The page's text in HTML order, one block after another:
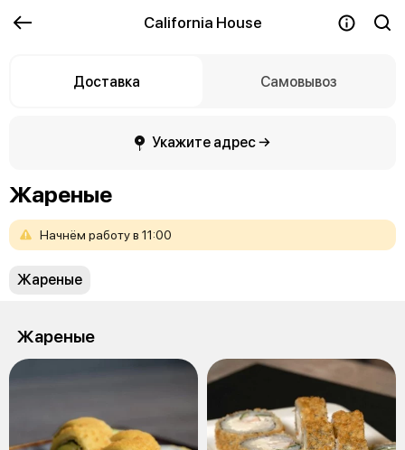
California House
Доставка Самовывоз
Укажите адрес →
Жареные
Начнём работув 11:00
Жареные
Жареные